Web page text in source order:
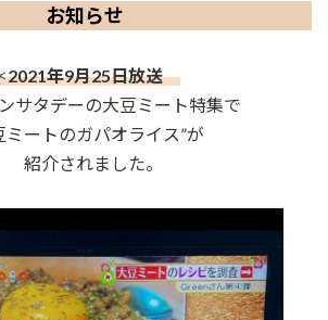
お知らせ
2021年9月25日放送
サタデーの大豆ミート特集で
ミートのガパオライス”が
紹介されました。